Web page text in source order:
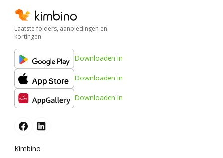
Laatste folders, aanbiedingen en
kortingen
Downloaden in
Downloaden in
Downloaden in
Kimbino